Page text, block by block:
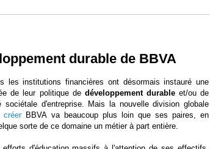
durable de BBVA
les institutions financières ont désormais instauré une
de leur politique de développement durableet/ou de
sociétale d'entreprise. Mais la nouvelle division globale
créer BBVA va beaucoup plus loin que ses paires, en
sorte de ce domaine un métier à part entière.